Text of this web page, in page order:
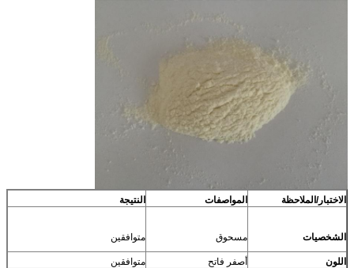
الاختبار/الملاحظة المواصفات النتيجة
الشخصيات مسحوق متوافقين
اللون أصفر فاتح
متوافقين